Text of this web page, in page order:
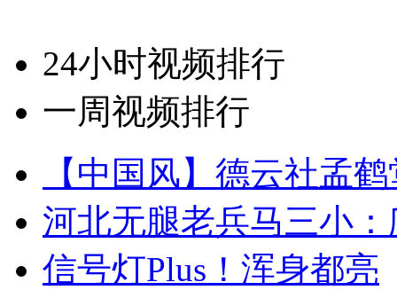
24小时视频排行
一周视频排行
【中国风】德云社孟
河北无腿老兵马三小
信号灯Plus！浑身都亮